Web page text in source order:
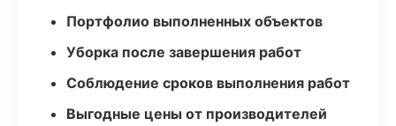
Портфолио выполненных объектов
Уборка после завершения работ
Соблюдение сроков выполнения работ
Выгодные цены от производителей